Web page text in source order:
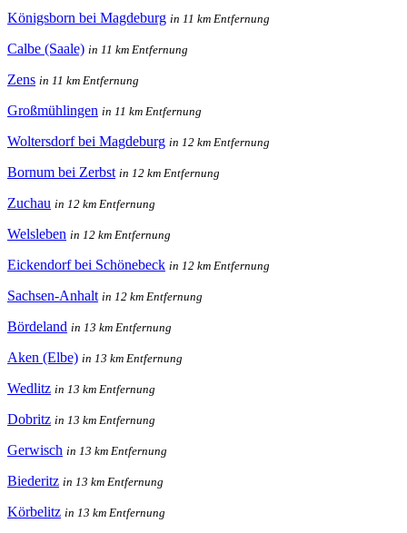
Königsborn bei Magdeburg in 11 km Entfernung
Calbe (Saale) in 11 km Entfernung
Zens in 11 km Entfernung
Großmühlingen in 11 km Entfernung
Woltersdorf bei Magdeburg in 12 km Entfernung
Bornum bei Zerbst in 12 km Entfernung
Zuchau in 12 km Entfernung
Welsleben in 12 km Entfernung
Eickendorf bei Schönebeck in 12 km Entfernung
Sachsen-Anhalt in 12 km Entfernung
Bördeland in 13 km Entfernung
Aken (Elbe) in 13 km Entfernung
Wedlitz in 13 km Entfernung
Dobritz in 13 km Entfernung
Gerwisch in 13 km Entfernung
Biederitz in 13 km Entfernung
Körbelitz in 13 km Entfernung